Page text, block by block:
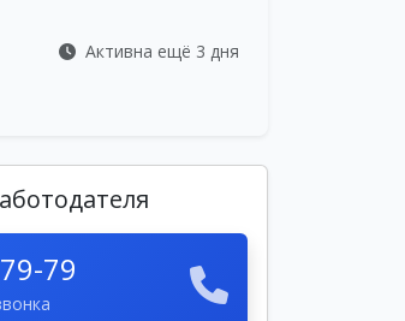
Активна ещё 3 дня
79